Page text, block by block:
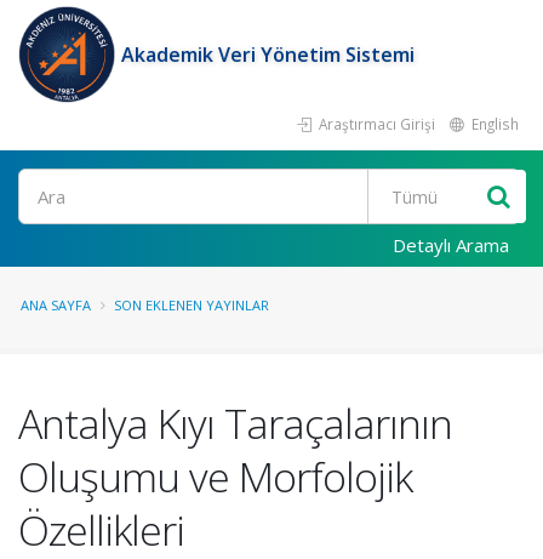
Akademik Veri Yönetim Sistemi
Araştırmacı Girişi English
Ara
Detaylı Arama
ANA SAYFA SON EKLENEN YAYINLAR
Antalya Kıyı Taraçalarının
Oluşumu ve Morfolojik
Özellikleri